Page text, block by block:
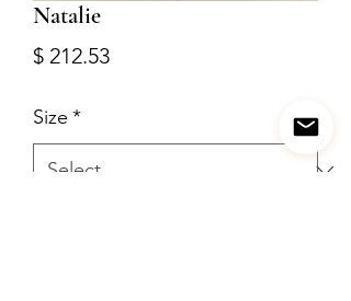
Natalie
$ 212.53Price
Size *